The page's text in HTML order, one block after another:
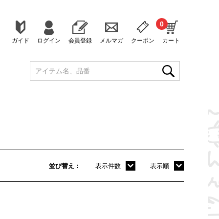
ガイド ログイン 会員登録 メルマガ クーポン カート
0
並び替え 表示件数 表示順